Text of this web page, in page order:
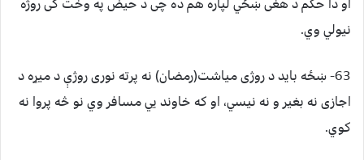
نيولي وي.
63- ښځه بايد د روژی مياشت(رمضان) نه پرته نوری روژې د ميړه د
اجازی نه بغير و نه نيسي، او که خاوند يي مسافر وي نو څه پروا نه
کوي.